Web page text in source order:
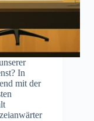
In
mit der